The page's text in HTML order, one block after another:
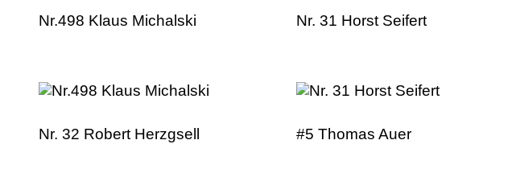
Nr.498 Klaus Michalski Nr. 31 Horst Seifert
Nr. 32 Robert Herzgsell #5 Thomas Auer